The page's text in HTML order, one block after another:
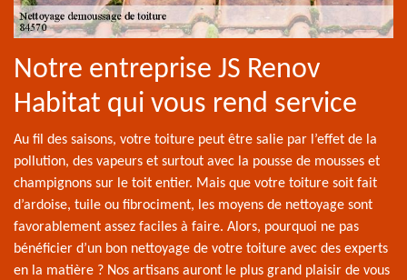
Notre entreprise JS Renov
Habitat qui vous rend service
Au fil des saisons, votre toiture peut être salie par l’effet de la
pollution, des vapeurs et surtout avec la pousse de mousses et
champignons sur le toit entier. Mais que votre toiture soit fait
d’ardoise, tuile ou fibrociment, les moyens de nettoyage sont
favorablement assez faciles à faire. Alors, pourquoi ne pas
bénéficier d’un bon nettoyage de votre toiture avec des experts
en la matière ? Nos artisans auront le plus grand plaisir de vous